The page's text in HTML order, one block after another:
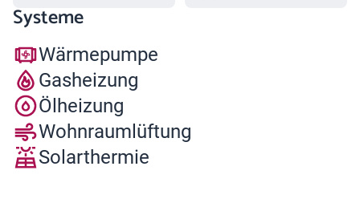
Systeme
Wärmepumpe
Gasheizung
Ölheizung
Wohnraumlüftung
Solarthermie